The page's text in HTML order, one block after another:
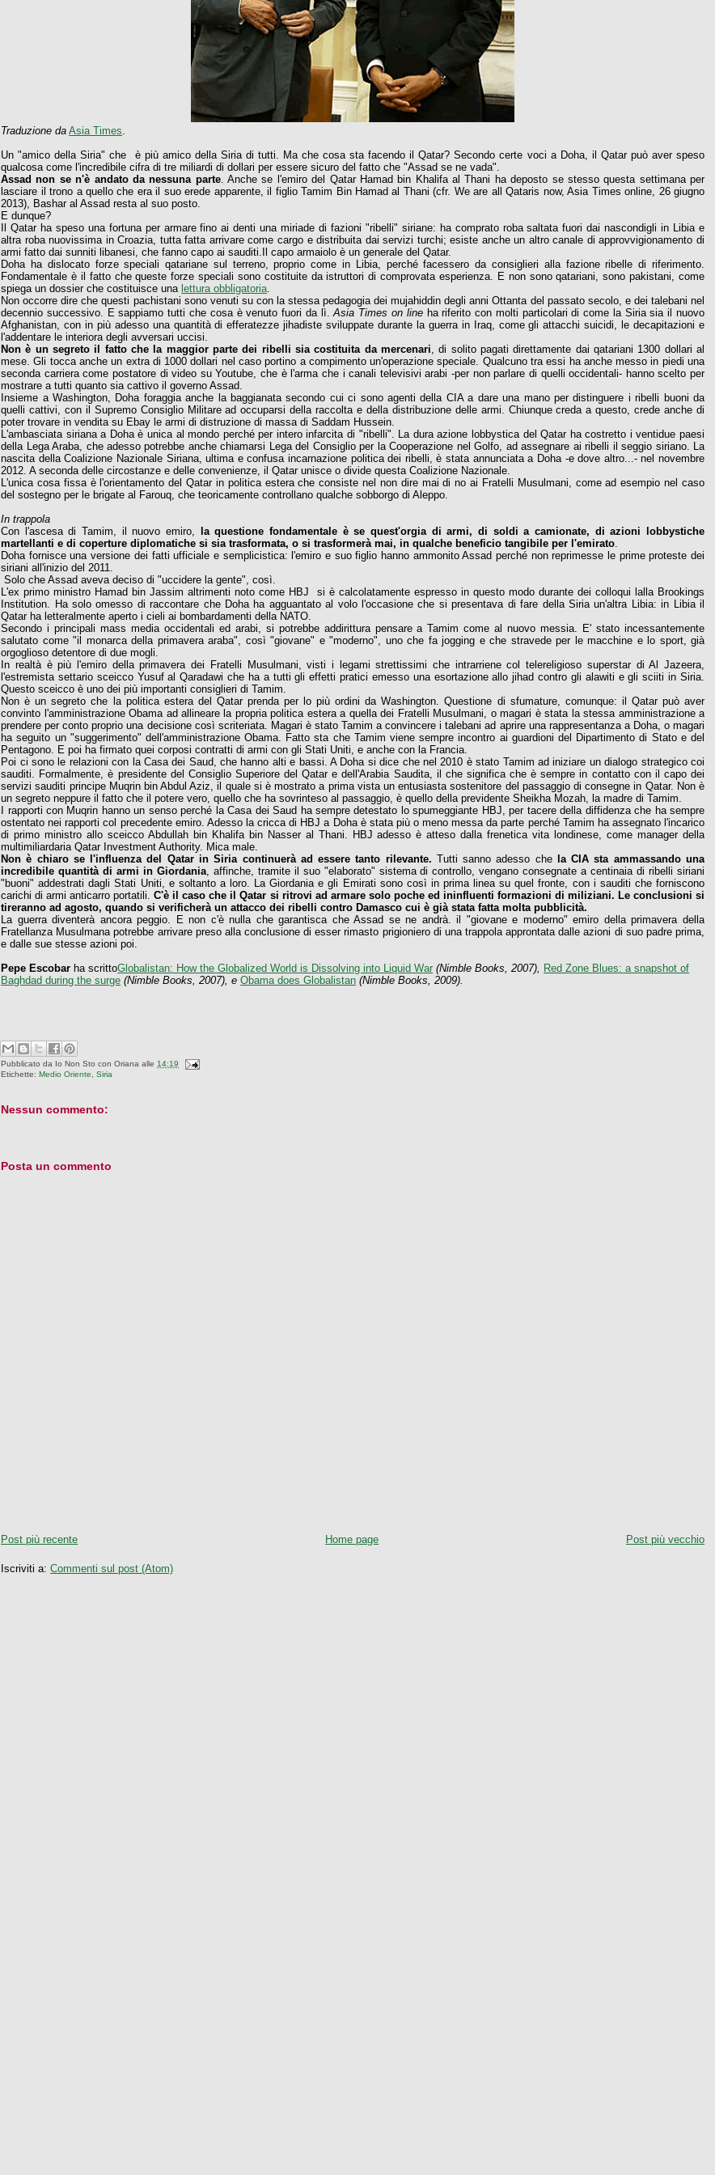
Traduzione da Asia Times.
Un "amico della Siria" che è più amico della Siria di tutti. Ma che cosa sta facendo il Qatar? Secondo certe voci a Doha, il Qatar può aver speso
qualcosa come l'incredibile cifra di tre miliardi di dollari per essere sicuro del fatto che "Assad se ne vada".
Assad non se n'è andato da nessuna parte. Anche se l'emiro del Qatar Hamad bin Khalifa al Thani ha deposto se stesso questa settimana per
lasciare il trono a quello che era il suo erede apparente, il figlio Tamim Bin Hamad al Thani (cfr. We are all Qataris now, Asia Times online, 26 giugno
2013), Bashar al Assad resta al suo posto.
E dunque?
Il Qatar ha speso una fortuna per armare fino ai denti una miriade di fazioni "ribelli" siriane: ha comprato roba saltata fuori dai nascondigli in Libia e
altra roba nuovissima in Croazia, tutta fatta arrivare come cargo e distribuita dai servizi turchi; esiste anche un altro canale di approvvigionamento di
armi fatto dai sunniti libanesi, che fanno capo ai sauditi.Il capo armaiolo è un generale del Qatar.
Doha ha dislocato forze speciali qatariane sul terreno, proprio come in Libia, perché facessero da consiglieri alla fazione ribelle di riferimento.
Fondamentale è il fatto che queste forze speciali sono costituite da istruttori di comprovata esperienza. E non sono qatariani, sono pakistani, come
spiega un dossier che costituisce una lettura obbligatoria.
Non occorre dire che questi pachistani sono venuti su con la stessa pedagogia dei mujahiddin degli anni Ottanta del passato secolo, e dei talebani nel
decennio successivo. E sappiamo tutti che cosa è venuto fuori da lì.Asia Times on line ha riferito con molti particolari di come la Siria sia il nuovo
Afghanistan, con in più adesso una quantità di efferatezze jihadiste sviluppate durante la guerra in Iraq, come gli attacchi suicidi, le decapitazioni e
l'addentare le interiora degli avversari uccisi.
Non è un segreto il fatto che la maggior parte dei ribelli sia costituita da mercenari, di solito pagati direttamente dai qatariani 1300 dollari al
mese. Gli tocca anche un extra di 1000 dollari nel caso portino a compimento un'operazione speciale. Qualcuno tra essi ha anche messo in piedi una
seconda carriera come postatore di video su Youtube, che è l'arma che i canali televisivi arabi -per non parlare di quelli occidentali- hanno scelto per
mostrare a tutti quanto sia cattivo il governo Assad.
Insieme a Washington, Doha foraggia anche la baggianata secondo cui ci sono agenti della CIA a dare una mano per distinguere i ribelli buoni da
quelli cattivi, con il Supremo Consiglio Militare ad occuparsi della raccolta e della distribuzione delle armi. Chiunque creda a questo, crede anche di
poter trovare in vendita su Ebay le armi di distruzione di massa di Saddam Hussein.
L'ambasciata siriana a Doha è unica al mondo perché per intero infarcita di "ribelli". La dura azione lobbystica del Qatar ha costretto i ventidue paesi
della Lega Araba, che adesso potrebbe anche chiamarsi Lega del Consiglio per la Cooperazione nel Golfo, ad assegnare ai ribelli il seggio siriano. La
nascita della Coalizione Nazionale Siriana, ultima e confusa incarnazione politica dei ribelli, è stata annunciata a Doha -e dove altro...- nel novembre
2012. A seconda delle circostanze e delle convenienze, il Qatar unisce o divide questa Coalizione Nazionale.
L'unica cosa fissa è l'orientamento del Qatar in politica estera che consiste nel non dire mai di no ai Fratelli Musulmani, come ad esempio nel caso
del sostegno per le brigate al Farouq, che teoricamente controllano qualche sobborgo di Aleppo.
In trappola
Con l'ascesa di Tamim, il nuovo emiro,
la questione fondamentale è se quest'orgia di armi, di soldi a camionate, di azioni lobbystiche
martellanti e di coperture diplomatiche si sia trasformata, o si trasformerà mai, in qualche beneficio tangibile per l'emirato.
Doha fornisce una versione dei fatti ufficiale e semplicistica: l'emiro e suo figlio hanno ammonito Assad perché non reprimesse le prime proteste dei
siriani all'inizio del 2011.
Solo che Assad aveva deciso di "uccidere la gente", così.
L'ex primo ministro Hamad bin Jassim altrimenti noto come HBJ si è calcolatamente espresso in questo modo durante dei colloqui lalla Brookings
Institution. Ha solo omesso di raccontare che Doha ha agguantato al volo l'occasione che si presentava di fare della Siria un'altra Libia: in Libia il
Qatar ha letteralmente aperto i cieli ai bombardamenti della NATO.
Secondo i principali mass media occidentali ed arabi, si potrebbe addirittura pensare a Tamim come al nuovo messia. E' stato incessantemente
salutato come "il monarca della primavera araba", così "giovane" e "moderno", uno che fa jogging e che stravede per le macchine e lo sport, già
orgoglioso detentore di due mogli.
In realtà è più l'emiro della primavera dei Fratelli Musulmani, visti i legami strettissimi che intrarriene col telereligioso superstar di Al Jazeera,
l'estremista settario sceicco Yusuf al Qaradawi che ha a tutti gli effetti pratici emesso una esortazione allo jihad contro gli alawiti e gli sciiti in Siria.
Questo sceicco è uno dei più importanti consiglieri di Tamim.
Non è un segreto che la politica estera del Qatar prenda per lo più ordini da Washington. Questione di sfumature, comunque: il Qatar può aver
convinto l'amministrazione Obama ad allineare la propria politica estera a quella dei Fratelli Musulmani, o magari è stata la stessa amministrazione a
prendere per conto proprio una decisione così scriteriata. Magari è stato Tamim a convincere i talebani ad aprire una rappresentanza a Doha, o magari
ha seguito un "suggerimento" dell'amministrazione Obama. Fatto sta che Tamim viene sempre incontro ai guardioni del Dipartimento di Stato e del
Pentagono. E poi ha firmato quei corposi contratti di armi con gli Stati Uniti, e anche con la Francia.
Poi ci sono le relazioni con la Casa dei Saud, che hanno alti e bassi. A Doha si dice che nel 2010 è stato Tamim ad iniziare un dialogo strategico coi
sauditi. Formalmente, è presidente del Consiglio Superiore del Qatar e dell'Arabia Saudita, il che significa che è sempre in contatto con il capo dei
servizi sauditi principe Muqrin bin Abdul Aziz, il quale si è mostrato a prima vista un entusiasta sostenitore del passaggio di consegne in Qatar. Non è
un segreto neppure il fatto che il potere vero, quello che ha sovrinteso al passaggio, è quello della previdente Sheikha Mozah, la madre di Tamim.
I rapporti con Muqrin hanno un senso perché la Casa dei Saud ha sempre detestato lo spumeggiante HBJ, per tacere della diffidenza che ha sempre
ostentato nei rapporti col precedente emiro. Adesso la cricca di HBJ a Doha è stata più o meno messa da parte perché Tamim ha assegnato l'incarico
di primo ministro allo sceicco Abdullah bin Khalifa bin Nasser al Thani. HBJ adesso è atteso dalla frenetica vita londinese, come manager della
multimiliardaria Qatar Investment Authority. Mica male.
Non è chiaro se l'influenza del Qatar in Siria continuerà ad essere tanto rilevante. Tutti sanno adesso che
la CIA sta ammassando una
incredibile quantità di armi in Giordania, affinche, tramite il suo "elaborato" sistema di controllo, vengano consegnate a centinaia di ribelli siriani
"buoni" addestrati dagli Stati Uniti, e soltanto a loro. La Giordania e gli Emirati sono così in prima linea su quel fronte, con i sauditi che forniscono
carichi di armi anticarro portatili.C'è il caso che il Qatar si ritrovi ad armare solo poche ed ininfluenti formazioni di miliziani. Le conclusioni si
tireranno ad agosto, quando si verificherà un attacco dei ribelli contro Damasco cui è già stata fatta molta pubblicità.
La guerra diventerà ancora peggio. E non c'è nulla che garantisca che Assad se ne andrà. il "giovane e moderno" emiro della primavera della
Fratellanza Musulmana potrebbe arrivare preso alla conclusione di esser rimasto prigioniero di una trappola approntata dalle azioni di suo padre prima,
e dalle sue stesse azioni poi.
Pepe Escobar ha scrittoGlobalistan: How the Globalized World is Dissolving into Liquid War (Nimble Books, 2007), Red Zone Blues: a snapshot of
Baghdad during the surge (Nimble Books, 2007), eObama does Globalistan (Nimble Books, 2009).
Pubblicato da Io Non Sto con Oriana alle 14:19
Etichette:Medio Oriente ,Siria
Nessun commento:
Posta un commento
Post più recente Post più vecchio
Home page
Iscriviti a:Commenti sul post (Atom)